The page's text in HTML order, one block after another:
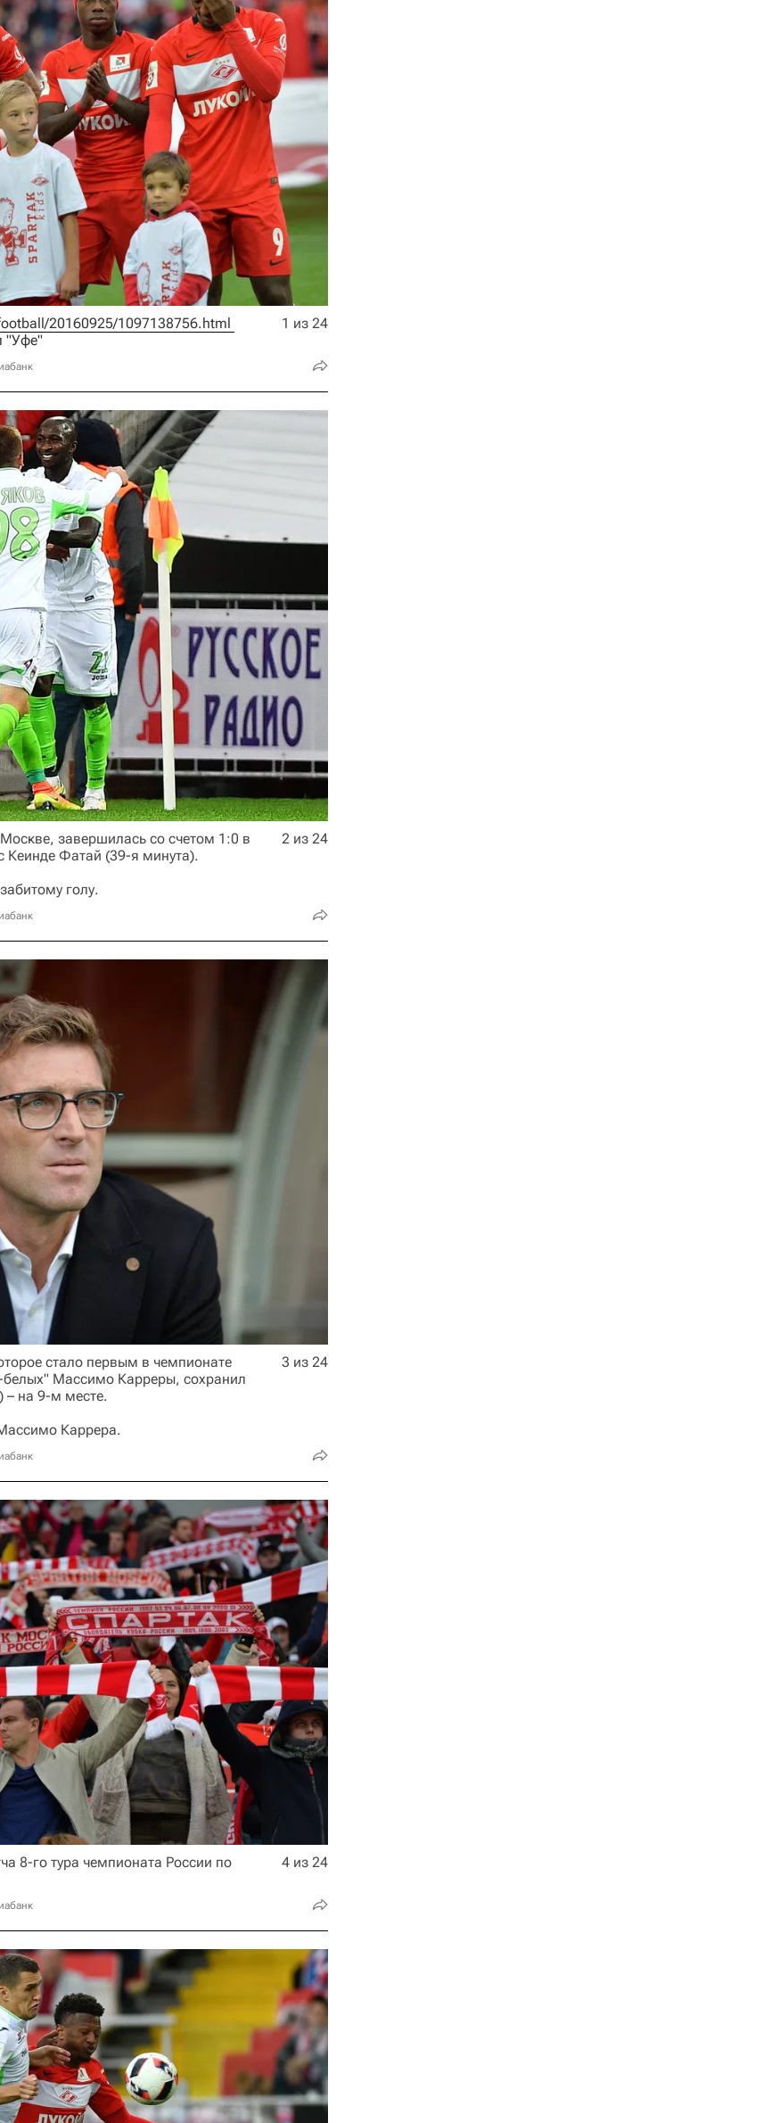
20160925/1097138756.html
"Уфе"
1 из 24
завершилась со счетом 1:0 в
Кеинде Фатай (39-я минута).
голу.
2 из 24
стало первым в чемпионате
белых" Массимо Карреры, сохранил
– на 9-м месте.
Каррера.
3 из 24
8-го тура чемпионата России по
4 из 24